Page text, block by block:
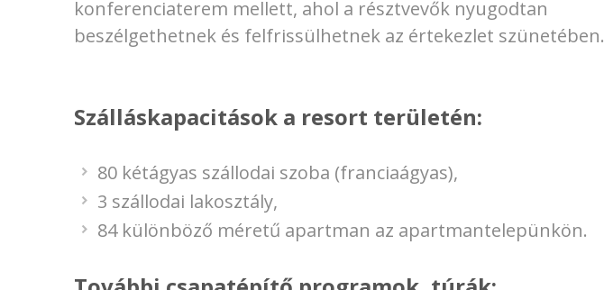
konferenciaterem mellett, ahol a résztvevők nyugodtan
beszélgethetnek és felfrissülhetnek az értekezlet szünetében.
Szálláskapacitások a resort területén:
80 kétágyas szállodai szoba (franciaágyas),
3 szállodai lakosztály,
84 különböző méretű apartman az apartmantelepünkön.